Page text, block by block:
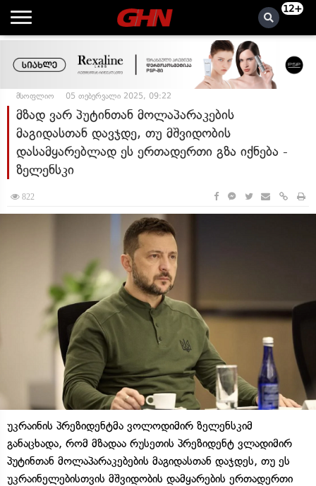
12+
მსოფლიო 05 თებერვალი 2025, 09:22
მზად ვარ პუტინთან მოლაპარაკების
მაგიდასთან დავჯდე, თუ მშვიდობის
დასამყარებლად ეს ერთადერთი გზა იქნება -
ზელენსკი
822
უკრაინის პრეზიდენტმა ვოლოდიმირ ზელენსკიმ
განაცხადა, რომ მზადაა რუსეთის პრეზიდენტ ვლადიმირ
პუტინთან მოლაპარაკებების მაგიდასთან დაჯდეს, თუ ეს
უკრაინელებისთვის მშვიდობის დამყარების ერთადერთი